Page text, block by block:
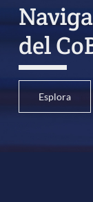
del
Esplora